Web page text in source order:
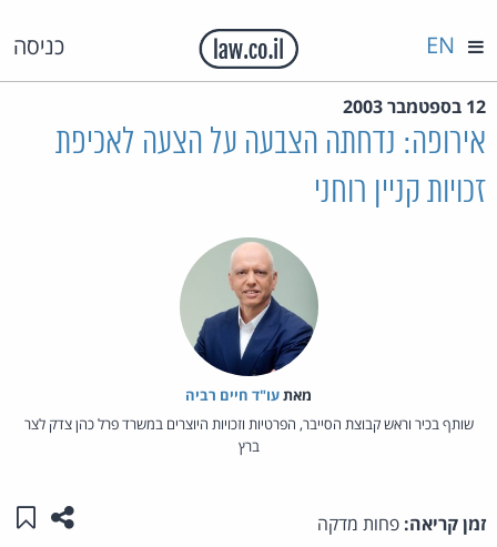
כניסה EN
12 בספטמבר 2003
אירופה: נדחתה הצבעה על הצעה לאכיפת
זכויות קניין רוחני
מאת‏עו"ד חיים רביה
שותף בכיר וראש קבוצת הסייבר, הפרטיות וזכויות היוצרים במשרד פרל כהן צדק לצר
ברץ
זמן קריאה: פחות מדקה שתפו